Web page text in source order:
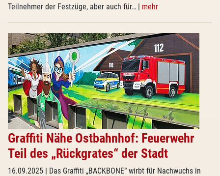
Teilnehmer der Festzüge, aber auch für… | mehr
Graffiti Nähe Ostbahnhof: Feuerwehr
Teil des „Rückgrates“ der Stadt
16.09.2025 | Das Graffiti „BACKBONE“ wirbt für Nachwuchs in